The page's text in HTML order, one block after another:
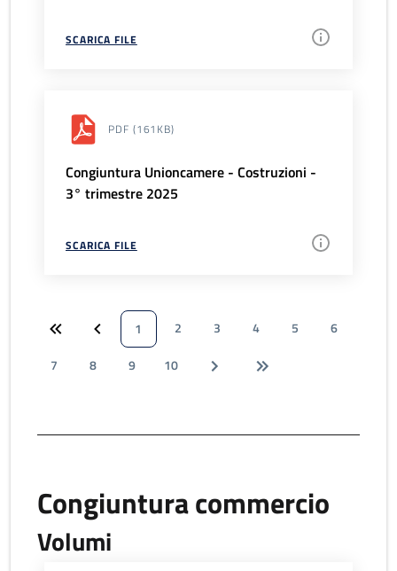
SCARICA FILE
PDF (161KB)
Congiuntura Unioncamere - Costruzioni -
3° trimestre 2025
SCARICA FILE
1 2 3 4 5
6
7
8 9 10
Congiuntura commercio
Volumi